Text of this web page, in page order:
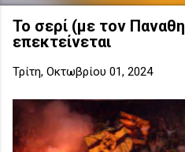
Το σερί (με τον
επεκτείνεται
Τρίτη, Οκτωβρίου 01, 2024